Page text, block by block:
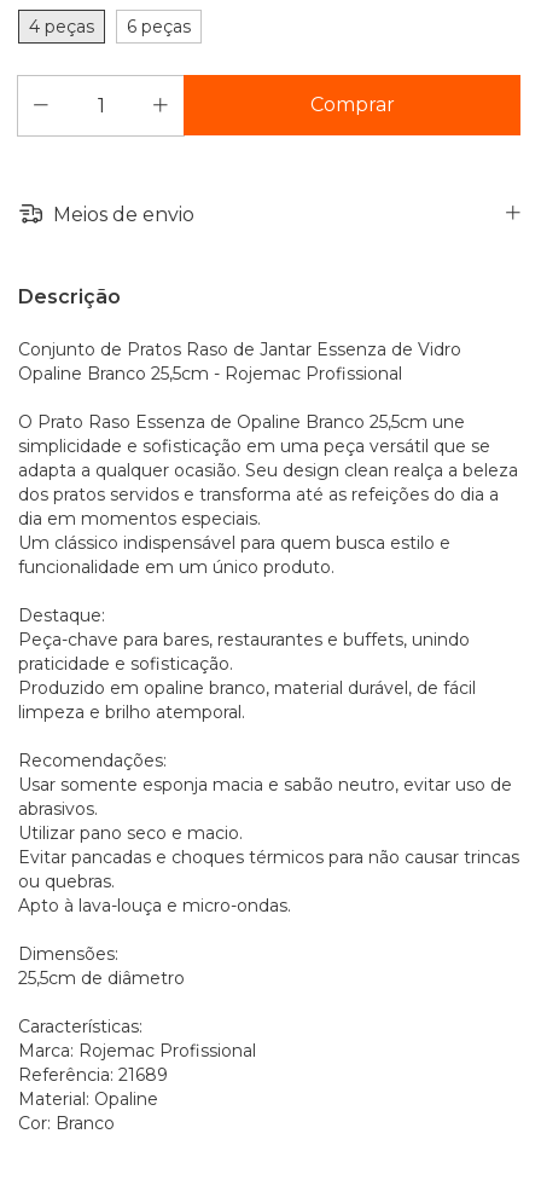
4 peças
6 peças
Meios de envio
Descrição
Conjunto de Pratos Raso de Jantar Essenza de Vidro
Opaline Branco 25,5cm - Rojemac Profissional
O Prato Raso Essenza de Opaline Branco 25,5cm une
simplicidade e sofisticação em uma peça versátil que se
adapta a qualquer ocasião. Seu design clean realça a beleza
dos pratos servidos e transforma até as refeições do dia a
dia em momentos especiais.
Um clássico indispensável para quem busca estilo e
funcionalidade em um único produto.
Destaque:
Peça-chave para bares, restaurantes e buffets, unindo
praticidade e sofisticação.
Produzido em opaline branco, material durável, de fácil
limpeza e brilho atemporal.
Recomendações:
Usar somente esponja macia e sabão neutro, evitar uso de
abrasivos.
Utilizar pano seco e macio.
Evitar pancadas e choques térmicos para não causar trincas
ou quebras.
Apto à lava-louça e micro-ondas.
Dimensões:
25,5cm de diâmetro
Características:
Marca: Rojemac Profissional
Referência: 21689
Material: Opaline
Cor: Branco